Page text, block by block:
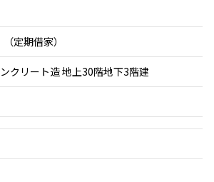
定期借家）
クリート造 地上30階地下3階建